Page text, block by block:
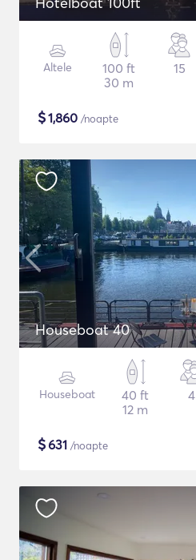
Altele
100 ft
30 m
15
$1,860 /noapte
Houseboat 40
Houseboat
40 ft
12 m
4
$631 /noapte